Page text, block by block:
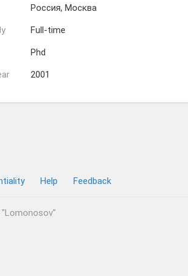
Россия, Москва
Full-time
Phd
2001
Help Feedback